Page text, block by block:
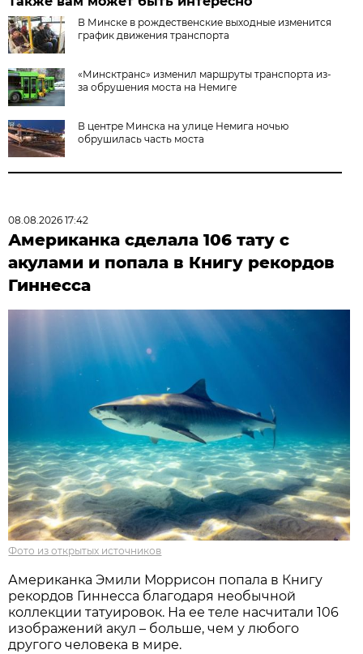
В Минске в рождественские выходные изменится
график движения транспорта
«Минсктранс» изменил маршруты транспорта из-
за обрушения моста на Немиге
В центре Минска на улице Немига ночью
обрушилась часть моста
08.08.2026 17:42
Американка сделала 106 тату с
акулами и попала в Книгу рекордов
Гиннесса
Фото из открытых источников
Американка Эмили Моррисон попала в Книгу
рекордов Гиннесса благодаря необычной
коллекции татуировок. На ее теле насчитали 106
изображений акул – больше, чем у любого
другого человека в мире.